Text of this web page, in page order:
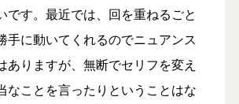
です。最近では、回を重ねるごと
手に動いてくれるのでニュアンス
ありますが、無断でセリフを変え
なことを言ったりということはな